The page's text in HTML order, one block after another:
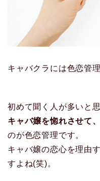
キャバクラには色恋管
初めて聞く人が多いと
キャバ嬢を惚れさせて
のが色恋管理です。
キャバ嬢の恋心を理由
すよね(笑)。